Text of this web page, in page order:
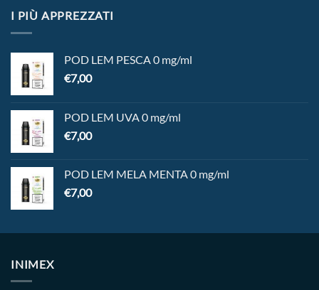
I PIÙ APPREZZATI
POD LEM PESCA 0 mg/ml
€7,00
POD LEM UVA 0 mg/ml
€7,00
POD LEM MELA MENTA 0 mg/ml
€7,00
INIMEX